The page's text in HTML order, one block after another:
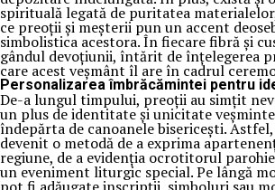
spirituală legată de puritatea
ce preoții și meșterii pun un accent
simbolistica acestora. În fiecare fibră și
gândul devoțiunii, întărit de înțelegerea
care acest veșmânt îl are în cadrul
Personalizarea îmbrăcămintei pentru
De-a lungul timpului, preoții au simțit
un plus de identitate și unicitate
îndepărta de canoanele bisericești.
devenit o metodă de a exprima
regiune, de a evidenția ocrotitorul
un eveniment liturgic special. Pe lângă